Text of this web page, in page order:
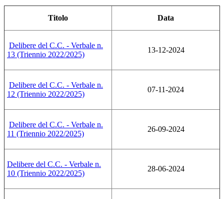
Titolo Data
Delibere del C.C. - Verbale n.
13 (Triennio 2022/2025)
13-12-2024
Delibere del C.C. - Verbale n.
12 (Triennio 2022/2025)
07-11-2024
Delibere del C.C. - Verbale n.
11 (Triennio 2022/2025)
26-09-2024
Delibere del C.C. - Verbale n.
10 (Triennio 2022/2025)
28-06-2024